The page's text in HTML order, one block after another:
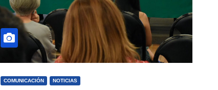
COMUNICACIÓN NOTICIAS